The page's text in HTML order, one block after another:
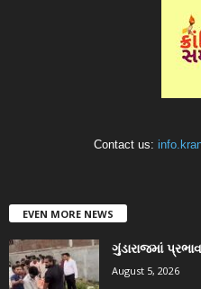
Contact us:
EVEN MORE NEWS
ગુંડારાજમાં
August 5, 2026